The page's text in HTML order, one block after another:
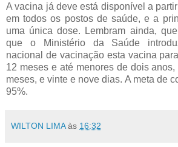
A vacina já deve está disponível a
em todos os postos de saúde, e a
uma única dose. Lembram ainda,
que o Ministério da Saúde
nacional de vacinação esta vacina
12 meses e até menores de dois
meses, e vinte e nove dias. A meta de
95%.
WILTON LIMA às 16:32